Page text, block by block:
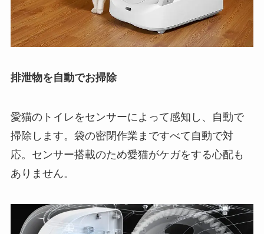
排泄物を自動でお掃除
愛猫のトイレをセンサーによって感知し、自動で
掃除します。袋の密閉作業まですべて自動で対
応。センサー搭載のため愛猫がケガをする心配も
ありません。